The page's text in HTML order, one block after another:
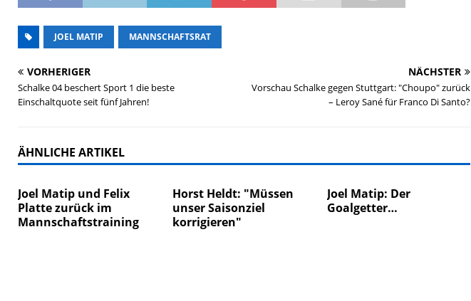
JOEL MATIP MANNSCHAFTSRAT
VORHERIGER
Schalke 04 beschert Sport 1 die beste
Einschaltquote seit fünf Jahren!
NÄCHSTER
Vorschau Schalke gegen Stuttgart: "Choupo" zurück
– Leroy Sané für Franco Di Santo?
ÄHNLICHE ARTIKEL
Joel Matip und Felix
Platte zurück im
Mannschaftstraining
Horst Heldt: "Müssen
unser Saisonziel
korrigieren"
Joel Matip: Der
Goalgetter…